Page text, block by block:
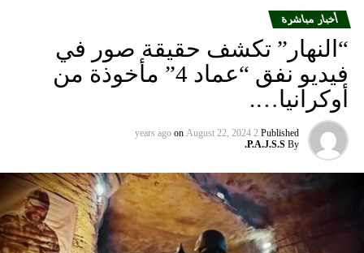
أخبار مباشرة
“النهار” تكشف حقيقة صور في
فيديو نفق “عماد 4” مأخوذة من
أوكرانيا….
Published
2 years ago
on August 22, 2024
By
P.A.J.S.S.